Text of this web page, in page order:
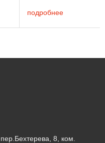
бетонов с размером
подробнее
8, ком.